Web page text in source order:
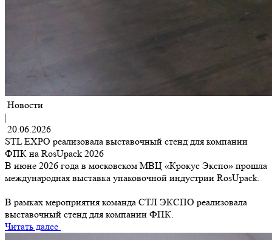
Новости
|
20.06.2026
STL EXPO реализовала выставочный стенд для компании
ФПК на RosUpack 2026
В июне 2026 года в московском МВЦ «Крокус Экспо» прошла
международная выставка упаковочной индустрии RosUpack.
В рамках мероприятия команда СТЛ ЭКСПО реализовала
выставочный стенд для компании ФПК.
Читать далее